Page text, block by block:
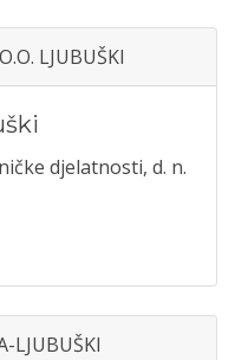
LJUBUŠKI
djelatnosti, d. n.
LJUBUŠKI